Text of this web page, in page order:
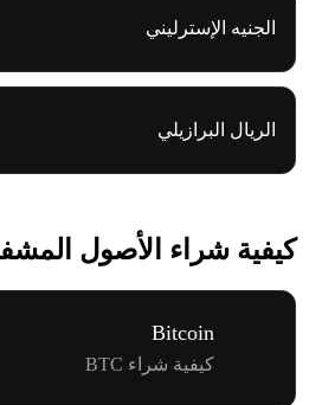
الجنيه الإسترليني
الريال البرازيلي
كيفية شراء الأصول
Bitcoin
كيفية شراء BTC